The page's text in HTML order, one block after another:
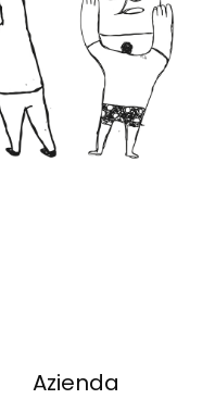
Azienda